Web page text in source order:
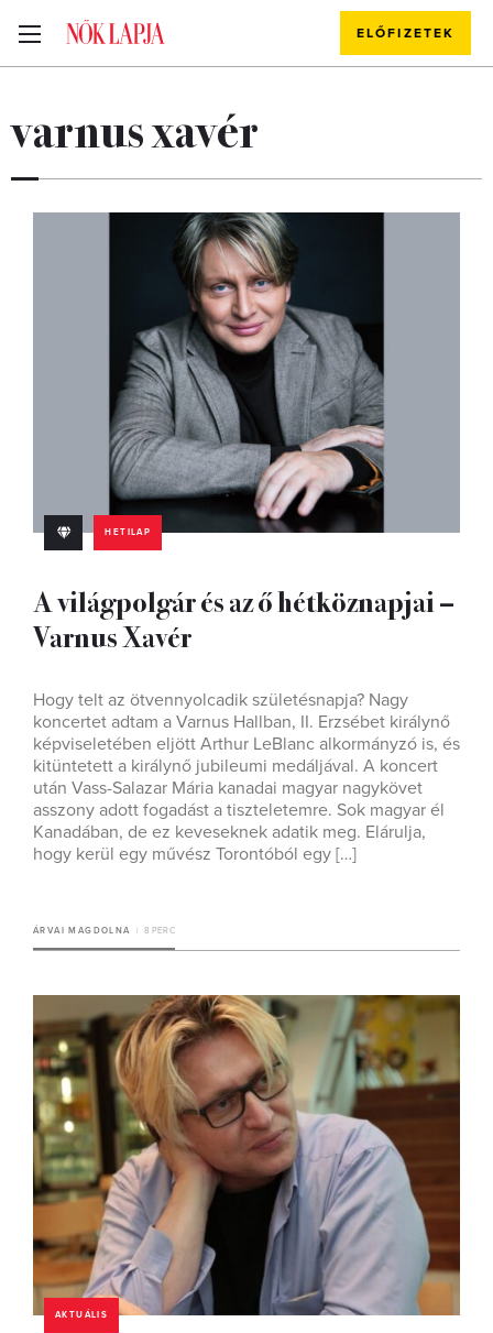
ELŐFIZETEK
varnus xavér
HETILAP
A világpolgár és az ő hétköznapjai –
Varnus Xavér
Hogy telt az ötvennyolcadik születésnapja? Nagy
koncertet adtam a Varnus Hallban, II. Erzsébet királynő
képviseletében eljött Arthur LeBlanc alkormányzó is, és
kitüntetett a királynő jubileumi medáljával. A koncert
után Vass-Salazar Mária kanadai magyar nagykövet
asszony adott fogadást a tiszteletemre. Sok magyar él
Kanadában, de ez keveseknek adatik meg. Elárulja,
hogy kerül egy művész Torontóból egy […]
ÁRVAI MAGDOLNA 8 PERC
AKTUÁLIS